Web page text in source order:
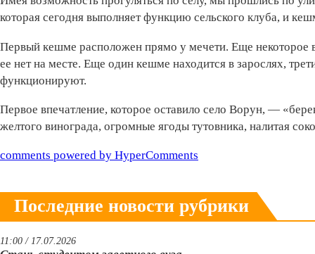
которая сегодня выполняет функцию­ сельского клуба, и
Первый кешме расположен прямо у мечети. Еще некоторое
ее нет на месте. Еще один кешме находится в зарослях,
функционируют.
Первое впечатление, которое оставило село Ворун, —
желтого винограда, огромные ягоды тутовника, налитая
comments powered by HyperComments
Последние новости рубрики
11:00 / 17.07.2026